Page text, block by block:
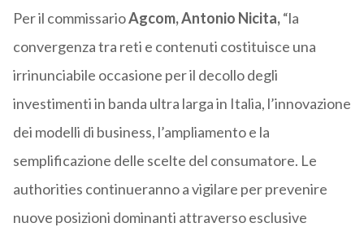
Per il commissarioAgcom, Antonio Nicita,“la
convergenza tra reti e contenuti costituisce una
irrinunciabile occasione per il decollo degli
investimenti in banda ultra larga in Italia, l’innovazione
dei modelli di business, l’ampliamento e la
semplificazione delle scelte del consumatore. Le
authorities continueranno a vigilare per prevenire
nuove posizioni dominanti attraverso esclusive